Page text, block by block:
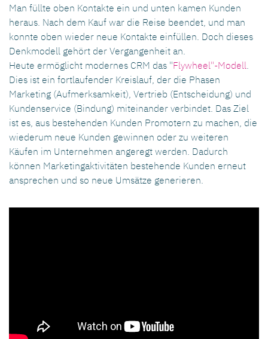
Man füllte oben Kontakte ein und unten kamen Kunden
heraus. Nach dem Kauf war die Reise beendet, und man
konnte oben wieder neue Kontakte einfüllen. Doch dieses
Denkmodell gehört der Vergangenheit an.
Heute ermöglicht modernes CRM das "Flywheel"-Modell
Dies ist ein fortlaufender Kreislauf, der die Phasen
Marketing (Aufmerksamkeit), Vertrieb (Entscheidung) und
Kundenservice (Bindung) miteinander verbindet. Das Ziel
ist es, aus bestehenden Kunden Promotern zu machen, die
wiederum neue Kunden gewinnen oder zu weiteren
Käufen im Unternehmen angeregt werden. Dadurch
können Marketingaktivitäten bestehende Kunden erneut
ansprechen und so neue Umsätze generieren.